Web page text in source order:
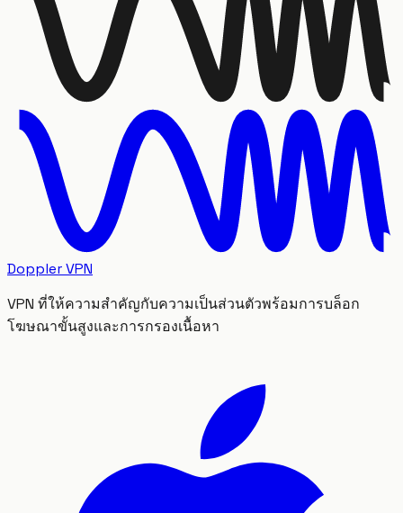
Doppler VPN
VPN ที่ให้ความสำคัญกับความเป็นส่วนตัวพร้อมการบล็อก
โฆษณาขั้นสูงและการกรองเนื้อหา